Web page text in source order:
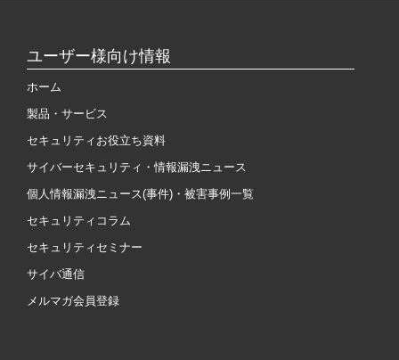
ユーザー様向け情報
ホーム
製品・サービス
セキュリティお役立ち資料
サイバーセキュリティ・情報漏洩ニュース
個人情報漏洩ニュース(事件)・被害事例一覧
セキュリティコラム
セキュリティセミナー
サイバ通信
メルマガ会員登録